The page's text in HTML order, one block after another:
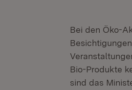
Bei den Öko-
Bio-Produkte
sind das